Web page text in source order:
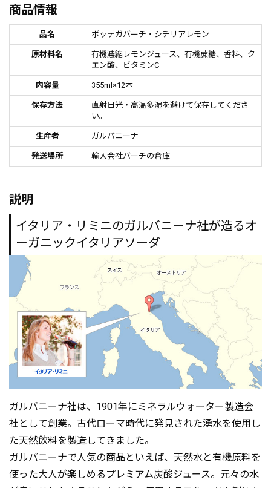
商品情報
品名 ボッテガバーチ・シチリアレモン
原材料名
有機濃縮レモンジュース、有機蔗糖、香料、ク
エン酸、ビタミンC
内容量 355ml×12本
保存方法
直射日光・高温多湿を避けて保存してくださ
い。
生産者 ガルバニーナ
発送場所 輸入会社バーチの倉庫
説明
イタリア・リミニのガルバニーナ社が造るオ
ーガニックイタリアソーダ
ガルバニーナ社は、1901年にミネラルウォーター製造会
社として創業。古代ローマ時代に発見された湧水を使用し
た天然飲料を製造してきました。
ガルバニーナで人気の商品といえば、天然水と有機原料を
使った大人が楽しめるプレミアム炭酸ジュース。元々の水